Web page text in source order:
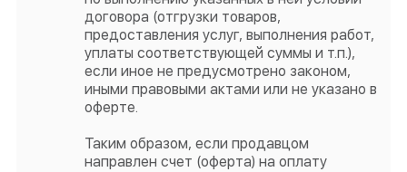
договора (отгрузки товаров,
предоставления услуг, выполнения работ,
уплаты соответствующей суммы и т.п.),
если иное не предусмотрено законом,
иными правовыми актами или не указано в
оферте.
Таким образом, если продавцом
направлен счет (оферта) на оплату